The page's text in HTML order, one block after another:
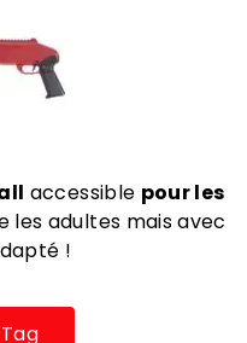
accessible pour les
les adultes mais avec
!